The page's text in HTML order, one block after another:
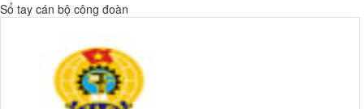
Sổ tay cán bộ công đoàn